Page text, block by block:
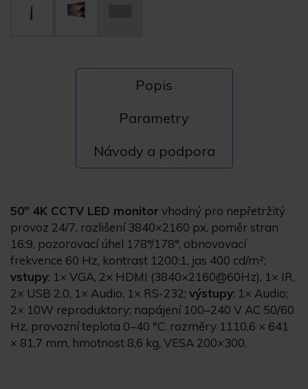
Popis
Parametry
Návody a podpora
50" 4K CCTV LED monitorvhodný pro nepřetržitý
provoz 24/7, rozlišení 3840×2160 px, poměr stran
16:9, pozorovací úhel 178°/178°, obnovovací
frekvence 60 Hz, kontrast 1200:1, jas 400 cd/m²;
vstupy: 1× VGA, 2× HDMI (3840×2160@60Hz), 1× IR,
2× USB 2.0, 1× Audio, 1× RS-232; výstupy: 1× Audio;
2× 10W reproduktory; napájení 100–240 V AC 50/60
Hz, provozní teplota 0–40 °C, rozměry 1110,6 × 641
× 81,7 mm, hmotnost 8,6 kg, VESA 200×300.